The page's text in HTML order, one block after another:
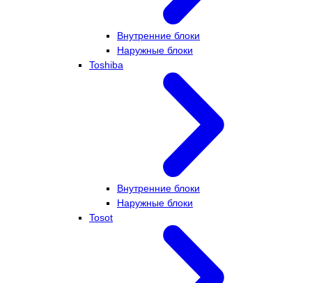
Внутренние блоки
Наружные блоки
Toshiba
Внутренние блоки
Наружные блоки
Tosot